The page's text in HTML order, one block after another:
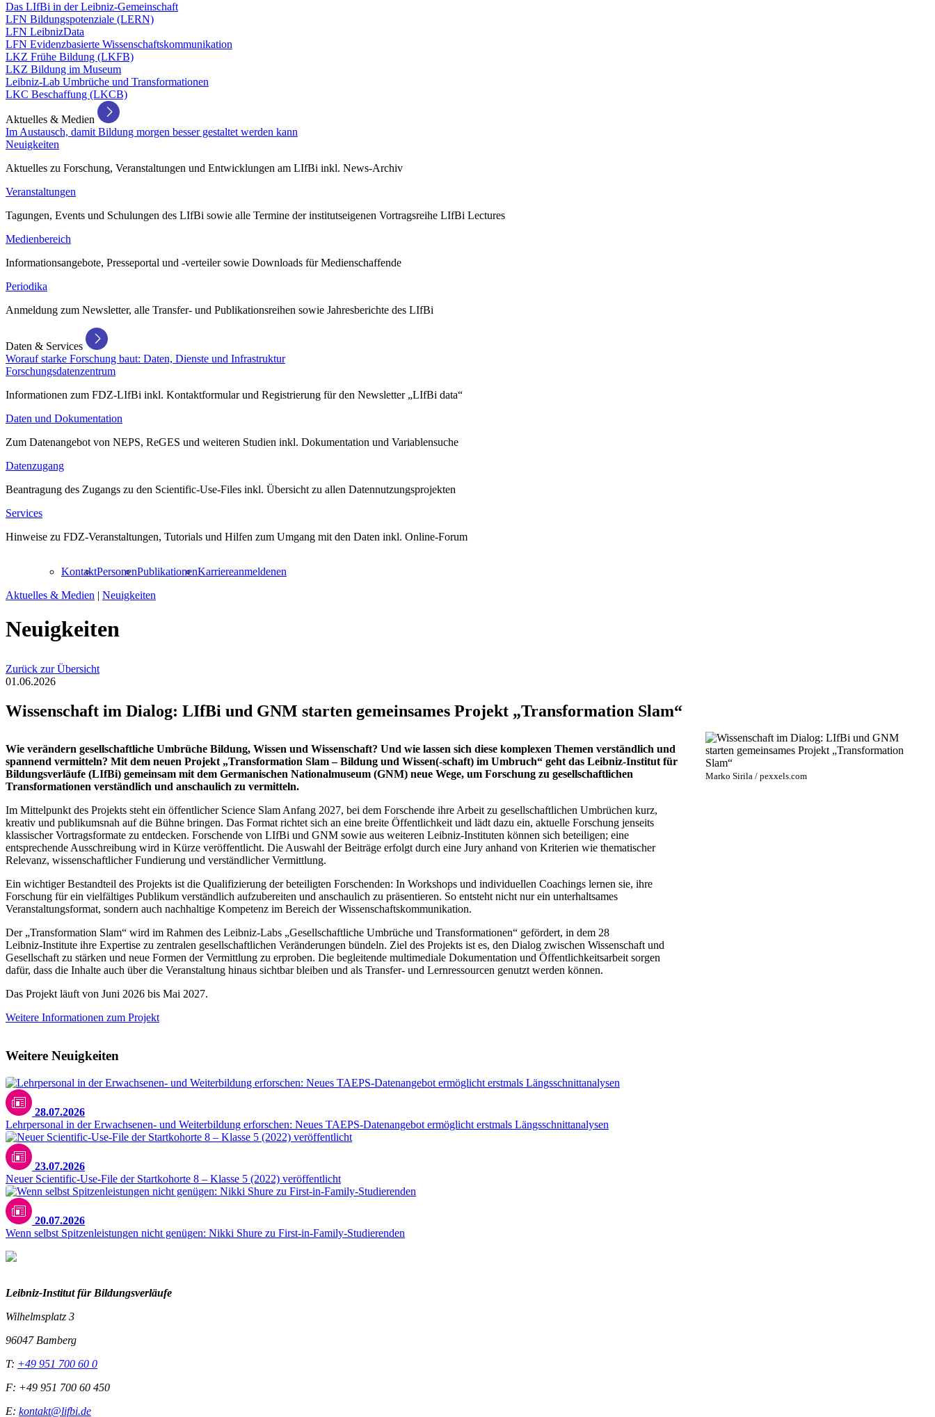
Das LIfBi in der Leibniz-Gemeinschaft
LFN Bildungspotenziale (LERN)
LFN LeibnizData
LFN Evidenzbasierte Wissenschaftskommunikation
LKZ Frühe Bildung (LKFB)
LKZ Bildung im Museum
Leibniz-Lab Umbrüche und Transformationen
LKC Beschaffung (LKCB)
Aktuelles & Medien
Im Austausch, damit Bildung morgen besser gestaltet werden kann
Neuigkeiten
Aktuelles zu Forschung, Veranstaltungen und Entwicklungen am LIfBi inkl. News-Archiv
Veranstaltungen
Tagungen, Events und Schulungen des LIfBi sowie alle Termine der institutseigenen Vortragsreihe LIfBi Lectures
Medienbereich
Informationsangebote, Presseportal und -verteiler sowie Downloads für Medienschaffende
Periodika
Anmeldung zum Newsletter, alle Transfer- und Publikationsreihen sowie Jahresberichte des LIfBi
Daten & Services
Worauf starke Forschung baut: Daten, Dienste und Infrastruktur
Forschungsdatenzentrum
Informationen zum FDZ-LIfBi inkl. Kontaktformular und Registrierung für den Newsletter „LIfBi data“
Daten und Dokumentation
Zum Datenangebot von NEPS, ReGES und weiteren Studien inkl. Dokumentation und Variablensuche
Datenzugang
Beantragung des Zugangs zu den Scientific-Use-Files inkl. Übersicht zu allen Datennutzungsprojekten
Services
Hinweise zu FDZ-Veranstaltungen, Tutorials und Hilfen zum Umgang mit den Daten inkl. Online-Forum
KontaktPersonenPublikationenKarriereanmeldenen
Aktuelles & Medien | Neuigkeiten
Neuigkeiten
Zurück zur Übersicht
01.06.2026
Wissenschaft im Dialog: LIfBi und GNM starten gemeinsames Projekt „Transformation Slam“
Wie verändern gesellschaftliche Umbrüche Bildung, Wissen und Wissenschaft? Und wie lassen sich diese komplexen Themen verständlich und
spannend vermitteln? Mit dem neuen Projekt „Transformation Slam – Bildung und Wissen(-schaft) im Umbruch“ geht das Leibniz‑Institut für
Bildungsverläufe (LIfBi) gemeinsam mit dem Germanischen Nationalmuseum (GNM) neue Wege, um Forschung zu gesellschaftlichen
Transformationen verständlich und anschaulich zu vermitteln.
Im Mittelpunkt des Projekts steht ein öffentlicher Science Slam Anfang 2027, bei dem Forschende ihre Arbeit zu gesellschaftlichen Umbrüchen kurz,
kreativ und publikumsnah auf die Bühne bringen. Das Format richtet sich an eine breite Öffentlichkeit und lädt dazu ein, aktuelle Forschung jenseits
klassischer Vortragsformate zu entdecken. Forschende von LIfBi und GNM sowie aus weiteren Leibniz-Instituten können sich beteiligen; eine
entsprechende Ausschreibung wird in Kürze veröffentlicht. Die Auswahl der Beiträge erfolgt durch eine Jury anhand von Kriterien wie thematischer
Relevanz, wissenschaftlicher Fundierung und verständlicher Vermittlung.
Ein wichtiger Bestandteil des Projekts ist die Qualifizierung der beteiligten Forschenden: In Workshops und individuellen Coachings lernen sie, ihre
Forschung für ein vielfältiges Publikum verständlich aufzubereiten und anschaulich zu präsentieren. So entsteht nicht nur ein unterhaltsames
Veranstaltungsformat, sondern auch nachhaltige Kompetenz im Bereich der Wissenschaftskommunikation.
Der „Transformation Slam“ wird im Rahmen des Leibniz‑Labs „Gesellschaftliche Umbrüche und Transformationen“ gefördert, in dem 28
Leibniz‑Institute ihre Expertise zu zentralen gesellschaftlichen Veränderungen bündeln. Ziel des Projekts ist es, den Dialog zwischen Wissenschaft und
Gesellschaft zu stärken und neue Formen der Vermittlung zu erproben. Die begleitende multimediale Dokumentation und Öffentlichkeitsarbeit sorgen
dafür, dass die Inhalte auch über die Veranstaltung hinaus sichtbar bleiben und als Transfer‑ und Lernressourcen genutzt werden können.
Das Projekt läuft von Juni 2026 bis Mai 2027.
Weitere Informationen zum Projekt
Marko Sirila / pexxels.com
Weitere Neuigkeiten
28.07.2026
Lehrpersonal in der Erwachsenen- und Weiterbildung erforschen: Neues TAEPS-Datenangebot ermöglicht erstmals Längsschnittanalysen
23.07.2026
Neuer Scientific-Use-File der Startkohorte 8 – Klasse 5 (2022) veröffentlicht
20.07.2026
Wenn selbst Spitzenleistungen nicht genügen: Nikki Shure zu First-in-Family-Studierenden
Leibniz-Institut für Bildungsverläufe
Wilhelmsplatz 3
96047 Bamberg
T: +49 951 700 60 0
F: +49 951 700 60 450
E: kontakt@lifbi.de